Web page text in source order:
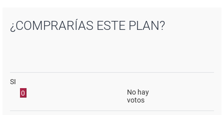
¿COMPRARÍAS ESTE PLAN?
SI
0
No hay
votos